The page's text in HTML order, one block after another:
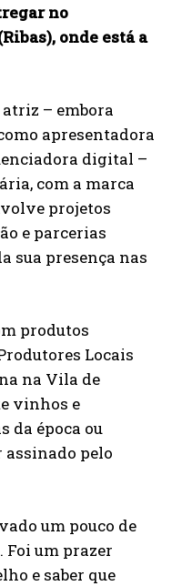
no
onde está a
– embora
apresentadora
digital –
com a marca
projetos
e parcerias
sua presença nas
produtos
Locais
na Vila de
vinhos e
da época ou
assinado pelo
um pouco de
Foi um prazer
e saber que